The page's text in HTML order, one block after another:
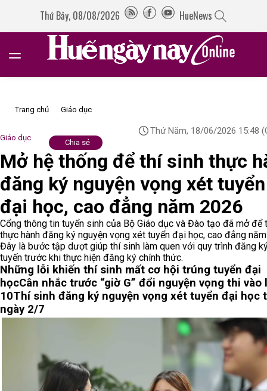
Thứ Bảy, 08/08/2026 HueNews
Trang chủ Giáo dục
Giáo dục
Thứ Năm, 18/06/2026 15:48
Chia sẻ
Mở hệ thống để thí sinh thực
đăng ký nguyện vọng xét tuyển
đại học, cao đẳng năm 2026
Cổng thông tin tuyển sinh của Bộ Giáo dục và Đào tạo đã mở để
thực hành đăng ký nguyện vọng xét tuyển đại học, cao đẳng
Đây là bước tập dượt giúp thí sinh làm quen với quy trình đăng
tuyến trước khi thực hiện đăng ký chính thức.
Những lỗi khiến thí sinh mất cơ hội trúng tuyển đại
họcCân nhắc trước “giờ G” đổi nguyện vọng thi vào
10Thí sinh đăng ký nguyện vọng xét tuyển đại học
ngày 2/7